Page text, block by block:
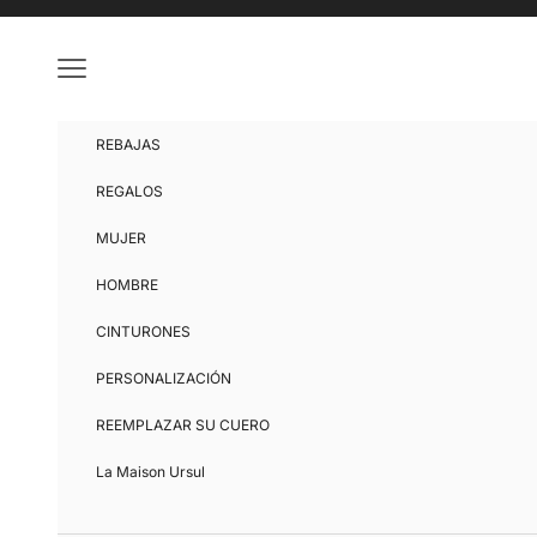
Menú
REBAJAS
REGALOS
MUJER
HOMBRE
CINTURONES
PERSONALIZACIÓN
REEMPLAZAR SU CUERO
La Maison Ursul